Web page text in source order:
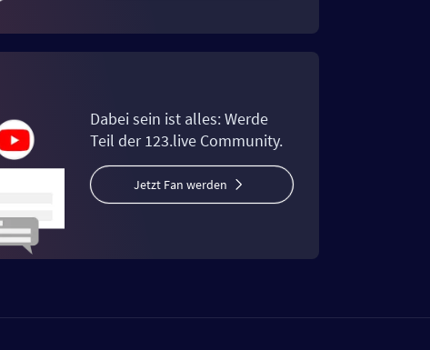
Dabei sein ist alles: Werde
Teil der 123.live Community.
Jetzt Fan werden